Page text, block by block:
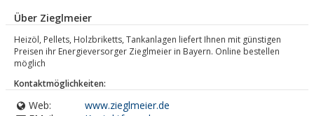
Über Zieglmeier
Heizöl, Pellets, Holzbriketts, Tankanlagen liefert Ihnen mit günstigen
Preisen ihr Energieversorger Zieglmeier in Bayern. Online bestellen
möglich
Kontaktmöglichkeiten:
Web:
www.zieglmeier.de